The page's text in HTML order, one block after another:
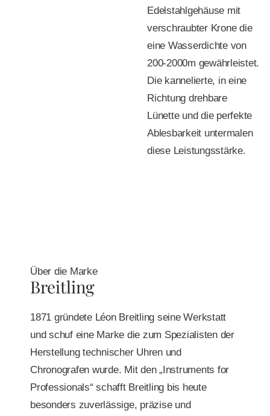
Edelstahlgehäuse mit
verschraubter Krone die
eine Wasserdichte von
200-2000m gewährleistet.
Die kannelierte, in eine
Richtung drehbare
Lünette und die perfekte
Ablesbarkeit untermalen
diese Leistungsstärke.
Über die Marke
Breitling
1871 gründete Léon Breitling seine Werkstatt
und schuf eine Marke die zum Spezialisten der
Herstellung technischer Uhren und
Chronografen wurde. Mit den „Instruments for
Professionals“ schafft Breitling bis heute
besonders zuverlässige, präzise und